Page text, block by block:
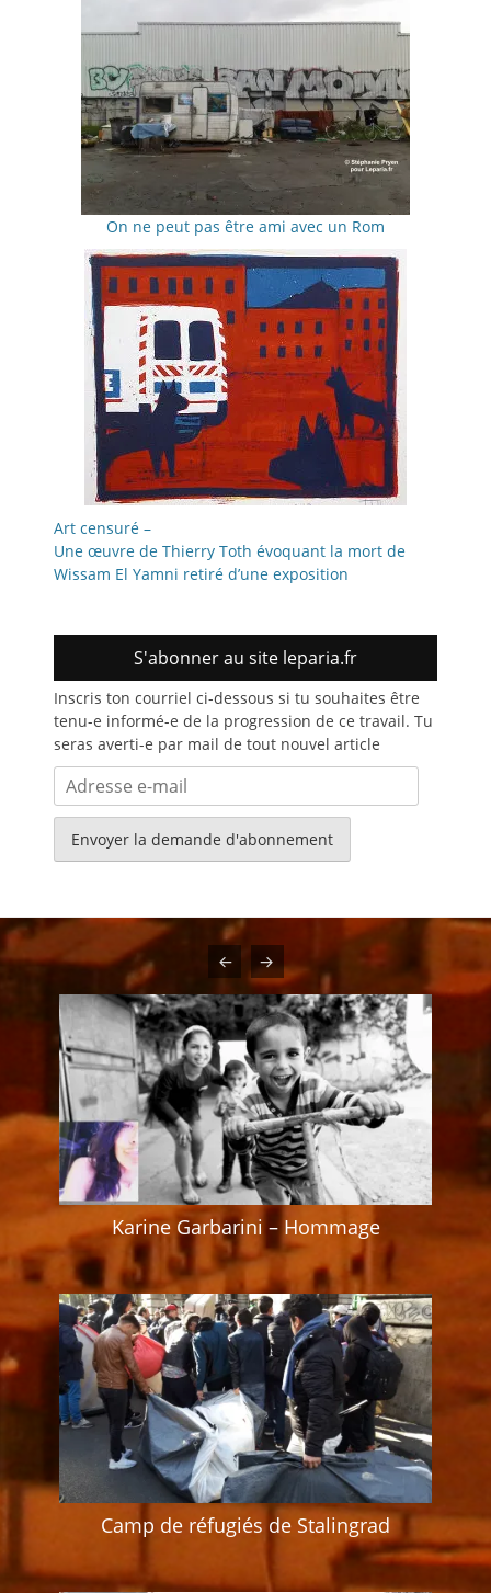
On ne peut pas être ami avec un Rom
Art censuré –
Une œuvre de Thierry Toth évoquant la mort de
Wissam El Yamni retiré d’une exposition
S'abonner au site leparia.fr
Inscris ton courriel ci-dessous si tu souhaites être
tenu-e informé-e de la progression de ce travail. Tu
seras averti-e par mail de tout nouvel article
Adresse
e-
mail
Karine Garbarini – Hommage
Camp de réfugiés de Stalingrad